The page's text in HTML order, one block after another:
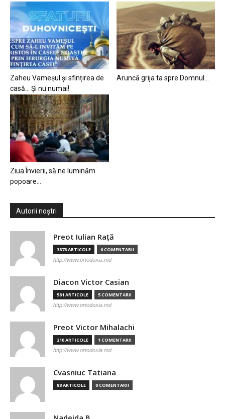
Zaheu Vameșul și sfințirea de
casă… Și nu numai!
Aruncă grija ta spre Domnul…
Ziua Învierii, să ne luminăm
popoare…
Autorii noștri
Preot Iulian Raţă
3878 ARTICOLE 6 COMENTARII
http://www.ortodoxia.md
Diacon Victor Casian
581 ARTICOLE 5 COMENTARII
http://www.ortodoxia.md
Preot Victor Mihalachi
210 ARTICOLE 1 COMENTARII
http://www.ortodoxia.md
Cvasniuc Tatiana
88 ARTICOLE 0 COMENTARII